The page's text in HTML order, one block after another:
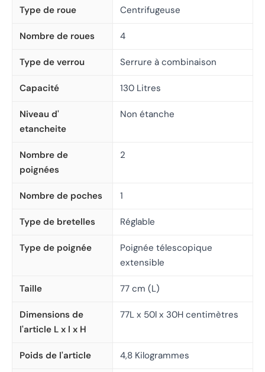
Type de roue Centrifugeuse
Nombre de roues 4
Type de verrou Serrure à combinaison
Capacité 130 Litres
Niveau d'
etancheite
Non étanche
Nombre de
poignées
2
Nombre de poches 1
Type de bretelles Réglable
Type de poignée
Poignée télescopique
extensible
Taille 77 cm (L)
Dimensions de
l'article L x l x H
77L x 50l x 30H centimètres
Poids de l'article 4,8 Kilogrammes